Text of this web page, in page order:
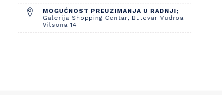
MOGUĆNOST PREUZIMANJA U RADNJI;
Galerija Shopping Centar, Bulevar Vudroa
Vilsona 14